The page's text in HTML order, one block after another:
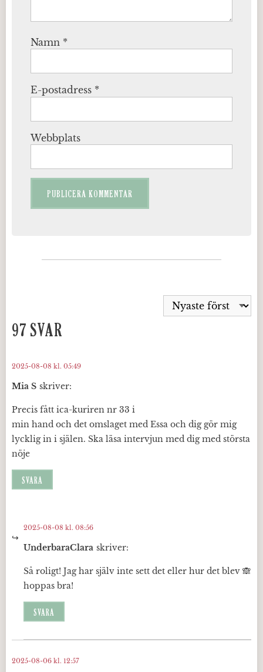
Namn *
E-postadress *
Webbplats
97 SVAR
Mia S skriver:
2025-08-08 kl. 05:49
Precis fått ica-kuriren nr 33 i
min hand och det omslaget med Essa och dig gör mig
lycklig in i själen. Ska läsa intervjun med dig med största
nöje
SVARA
UnderbaraClara skriver:
2025-08-08 kl. 08:56
Så roligt! Jag har själv inte sett det eller hur det blev 🙈
hoppas bra!
SVARA
2025-08-06 kl. 12:57